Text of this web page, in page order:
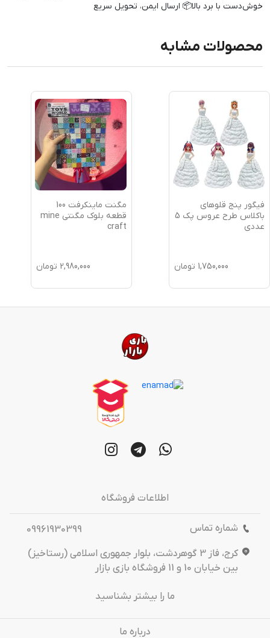
خوش‌دست با برد بالا📦 ارسال ایمن، تحویل سریع
محصولات مشابه
فیگور پنج قلوهای
باکلاس طرح عروس پک 5
عددی
1,750,000 تومان
مگنت ماینکرفت 100
قطعه بلوک مگنتی mine
craft
2,980,000 تومان
اطلاعات فروشگاه
شماره تماس
09961930399
کرج، فاز 3 گوهردشت، بلوار جمهوری اسلامی (رستاخیز)
بین خیابان 10 و 11 فروشگاه بازی بازار
ما را بیشتر بشناسید
درباره‌ ما